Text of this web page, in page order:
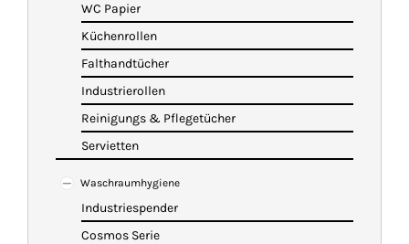
SHOP
WC Papier
Küchenrollen
Falthandtücher
Industrierollen
Reinigungs & Pflegetücher
Servietten
Waschraumhygiene
Industriespender
Cosmos Serie